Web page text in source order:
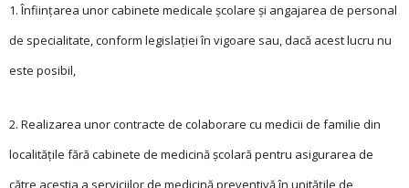
1. Înființarea unor cabinete medicale școlare și angajarea de personal
de specialitate, conform legislației în vigoare sau, dacă acest lucru nu
este posibil,
2. Realizarea unor contracte de colaborare cu medicii de familie din
localitățile fără cabinete de medicină școlară pentru asigurarea de
către aceștia a serviciilor de medicină preventivă în unitățile de